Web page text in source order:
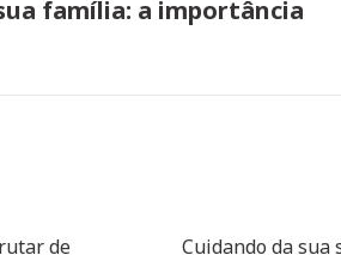
família: a importância
de
Cuidando da sua